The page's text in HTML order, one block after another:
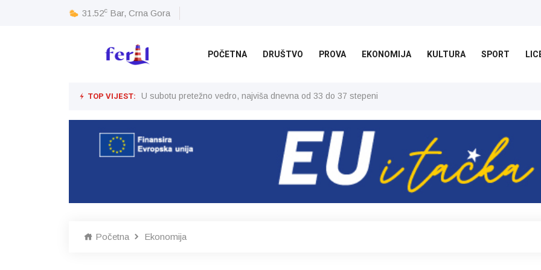
31.52c Bar, Crna Gora
POČETNA DRUŠTVO PROVA EKONOMIJA KULTURA SPORT
TOP VIJEST: U subotu pretežno vedro, najviša dnevna od 33 do 37 stepeni
Početna Ekonomija